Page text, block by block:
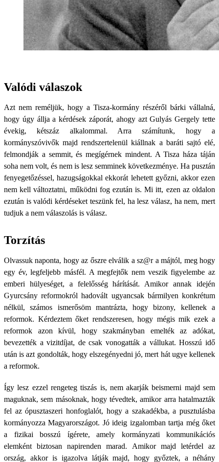
Valódi válaszok
Azt nem reméljük, hogy a Tisza-kormány részéről bárki vállalná,
hogy úgy állja a kérdések záporát, ahogy azt Gulyás Gergely tette
évekig, kétszáz alkalommal. Arra számítunk, hogy a
kormányszóvivők majd rendszertelenül kiállnak a baráti sajtó elé,
felmondják a semmit, és megígérnek mindent. A Tisza háza táján
soha nem volt, és nem is lesz semminek következménye. Ha pusztán
fenyegetőzéssel, hazugságokkal ekkorát lehetett győzni, akkor ezen
nem kell változtatni, működni fog ezután is. Mi itt, ezen az oldalon
ezután is valódi kérdéseket teszünk fel, ha lesz válasz, ha nem, mert
tudjuk a nem válaszolás is válasz.
Torzítás
Olvassuk naponta, hogy az őszre elválik a sz@r a májtól, meg hogy
egy év, legfeljebb másfél. A megfejtők nem veszik figyelembe az
emberi hülyeséget, a felelősség hárítását. Amikor annak idején
Gyurcsány reformokról hadovált ugyancsak bármilyen konkrétum
nélkül, számos ismerősöm mantrázta, hogy bizony, kellenek a
reformok. Kérdeztem őket rendszeresen, hogy mégis mik ezek a
reformok azon kívül, hogy szakmányban emelték az adókat,
bevezették a vizitdíjat, de csak vonogatták a vállukat. Hosszú idő
után is azt gondolták, hogy elszegényedni jó, mert hát ugye kellenek
a reformok.
Így lesz ezzel rengeteg tiszás is, nem akarják beismerni majd sem
maguknak, sem másoknak, hogy tévedtek, amikor arra hatalmazták
fel az ópusztaszeri honfoglalót, hogy a szakadékba, a pusztulásba
kormányozza Magyarországot. Jó ideig izgalomban tartja még őket
a fizikai bosszú ígérete, amely kormányzati kommunikációs
elemként biztosan napirenden marad. Amikor majd letérdel az
ország, akkor is igazolva látják majd, hogy győztek, a néhány